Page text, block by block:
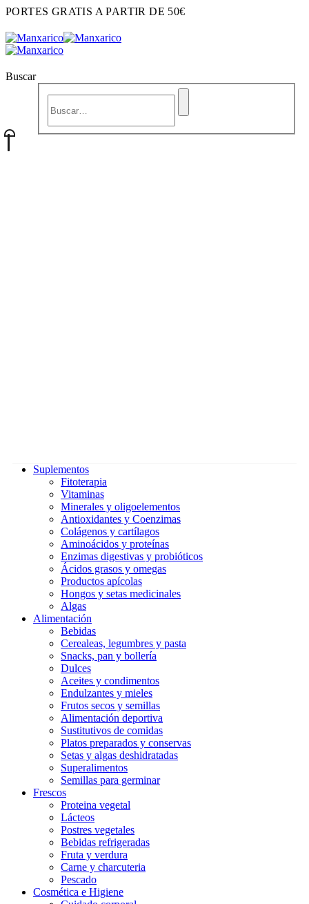
PORTES GRATIS A PARTIR DE 50€
Buscar
Suplementos
Fitoterapia
Vitaminas
Minerales y oligoelementos
Antioxidantes y Coenzimas
Colágenos y cartílagos
Aminoácidos y proteínas
Enzimas digestivas y probióticos
Ácidos grasos y omegas
Productos apícolas
Hongos y setas medicinales
Algas
Alimentación
Bebidas
Cerealeas, legumbres y pasta
Snacks, pan y bollería
Dulces
Aceites y condimentos
Endulzantes y mieles
Frutos secos y semillas
Alimentación deportiva
Sustitutivos de comidas
Platos preparados y conservas
Setas y algas deshidratadas
Superalimentos
Semillas para germinar
Frescos
Proteina vegetal
Lácteos
Postres vegetales
Bebidas refrigeradas
Fruta y verdura
Carne y charcuteria
Pescado
Cosmética e Higiene